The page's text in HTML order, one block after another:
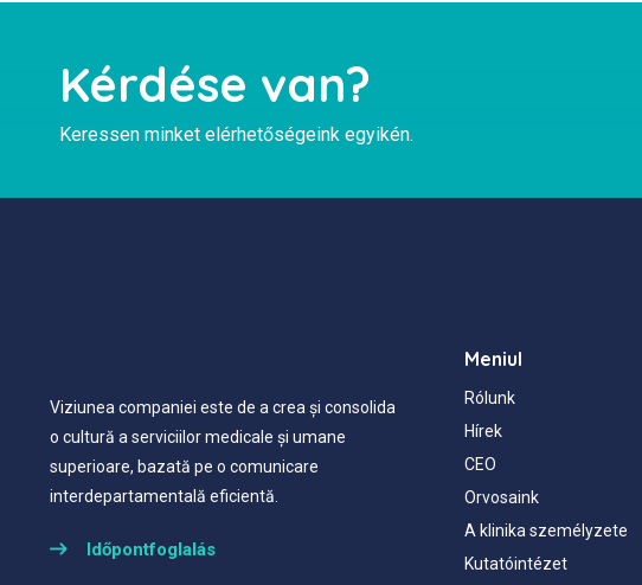
Kérdése van?
Keressen minket elérhetőségeink egyikén.
Viziunea companiei este de a crea și consolida
o cultură a serviciilor medicale și umane
superioare, bazată pe o comunicare
interdepartamentală eficientă.
Időpontfoglalás
Meniul
Rólunk
Hírek
CEO
Orvosaink
A klinika személyzete
Kutatóintézet